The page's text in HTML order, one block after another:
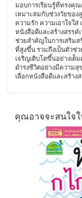
มอบการเรียนรู้ที่ทรงคุณ
เหมาะสมกับช่วงวัยขอ
ความรัก ความเอาใจใ
หนังสือดีและสร้างสรรค์
ช่วยสำคัญในการเสริม
ที่สูงขึ้น รวมถึงเป็นตัวช่
เจริญเติบโตขึ้นอย่างเต็
ดำรงชีวิตอย่างมีความ
เลือกหนังสือดีและสร้า
คุณอาจจะสนใจ